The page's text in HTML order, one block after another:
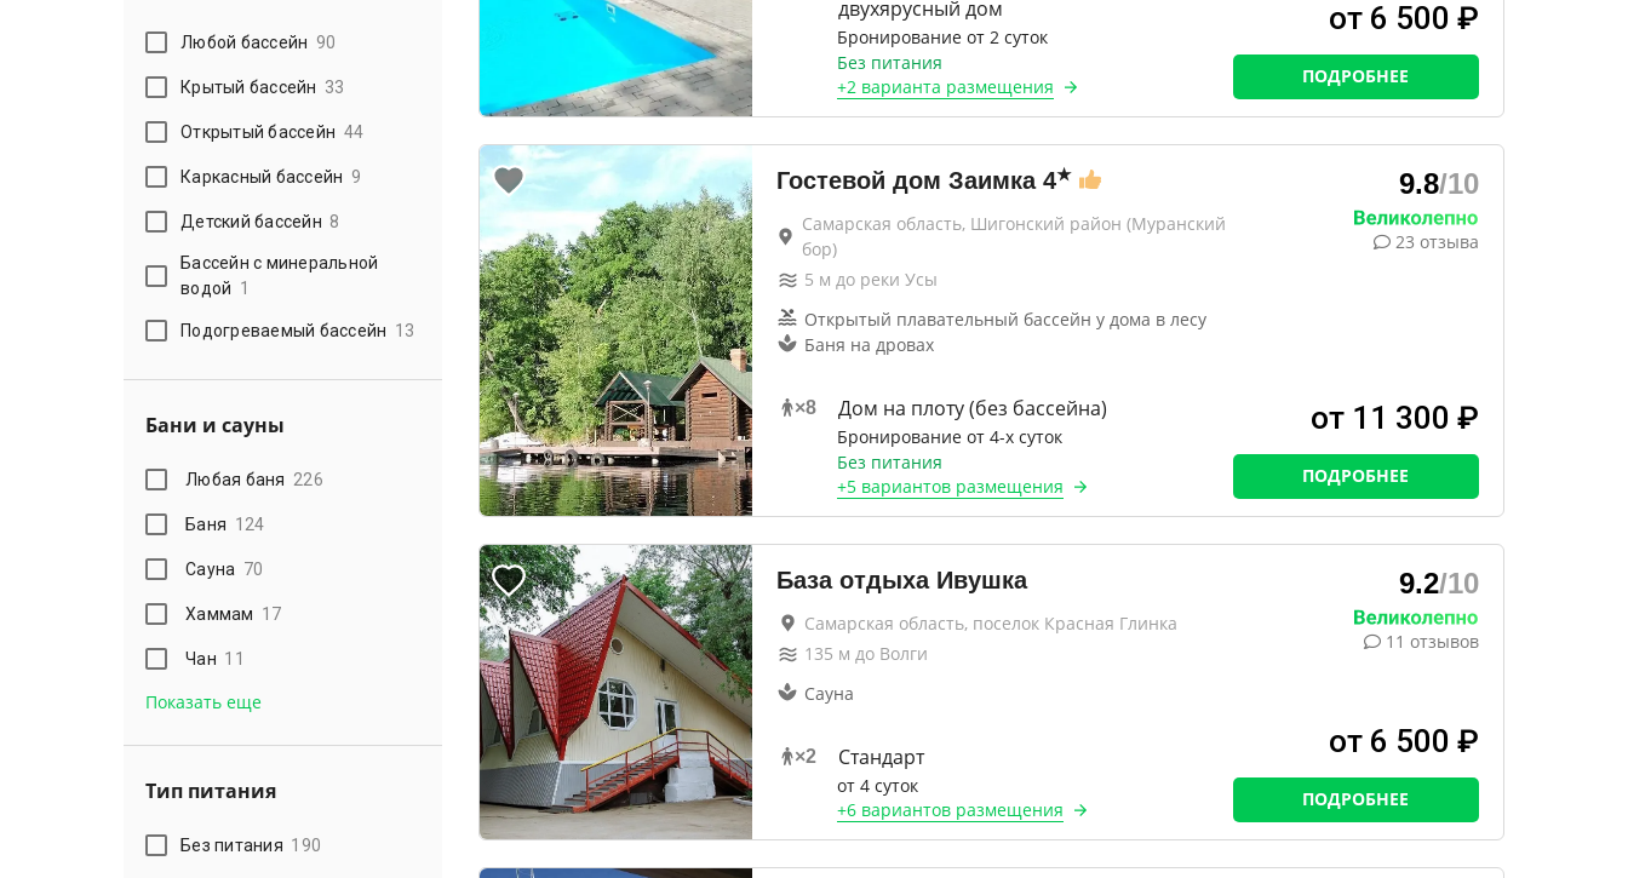
Любой бассейн 90
Крытый бассейн 33
Открытый бассейн 44
Каркасный бассейн 9
Детский бассейн 8
Бассейн с минеральной
водой 1
Подогреваемый бассейн 13
Бани и сауны
Любая баня 226
Баня 124
Сауна 70
Хаммам 17
Чан 11
Показать еще
Тип питания
Без питания 190
двухярусный дом
Бронирование от 2 суток
Без питания
+2 варианта размещения
от 6 500 ₽
ПОДРОБНЕЕ
Гостевой дом Заимка 4★
Самарская область, Шигонский район (Муранский
бор)
5 м до реки Усы
Открытый плавательный бассейн у дома в лесу
Баня на дровах
×8 Дом на плоту (без бассейна)
Бронирование от 4-х суток
Без питания
+5 вариантовразмещения
9.8/10
23 отзыва
от 11 300 ₽
ПОДРОБНЕЕ
База отдыха Ивушка
Самарская область, поселок Красная Глинка
135 м до Волги
Сауна
×2 Стандарт
от 4 суток
+6 вариантовразмещения
9.2/10
11 отзывов
от 6 500 ₽
ПОДРОБНЕЕ